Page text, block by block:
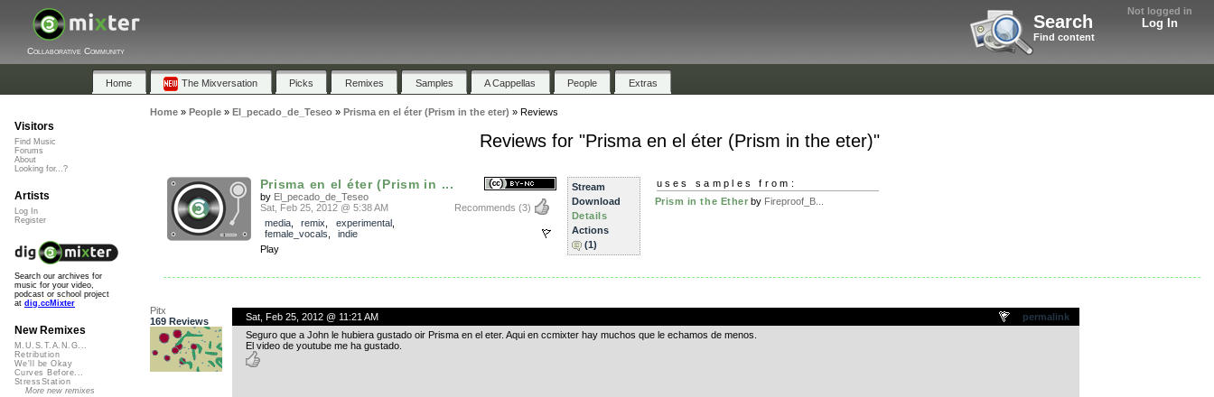
Not logged in
Log In
Search
Find content
Collaborative Community
Home The Mixversation Picks Remixes Samples A Cappellas People Extras
Home» People» El_pecado_de_Teseo» Prisma en el éter (Prism in the eter) » Reviews
Reviews for "Prisma en el éter (Prism in the eter)"
Prisma en el éter (Prism in ...
by El_pecado_de_Teseo
Recommends (3)
Sat, Feb 25, 2012 @ 5:38 AM
media, remix experimental,
female_vocals
indie
Play
Stream
Download
Details
Actions
(1)
uses samples from:
Prism in the Ether by Fireproof_B...
Pitx
169 Reviews
permalink
Sat, Feb 25, 2012 @ 11:21 AM
Seguro que a John le hubiera gustado oir Prisma en el eter. Aqui en ccmixter hay muchos que le echamos de menos.
El video de youtube me ha gustado.
Visitors
Find Music
Forums
About
Looking for...?
Artists
Log In
Register
Search our archives for
music for your video,
podcast or school project
at dig.ccMixter
New Remixes
M.U.S.T.A.N.G...
Retribution
We'll be Okay
Curves Before...
StressStation
More new remixes